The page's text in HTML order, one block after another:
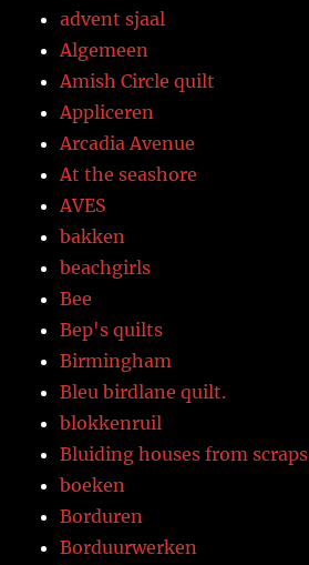
advent sjaal
Algemeen
Amish Circle quilt
Appliceren
Arcadia Avenue
At the seashore
AVES
bakken
beachgirls
Bee
Bep's quilts
Birmingham
Bleu birdlane quilt.
blokkenruil
Bluiding houses from scraps
boeken
Borduren
Borduurwerken